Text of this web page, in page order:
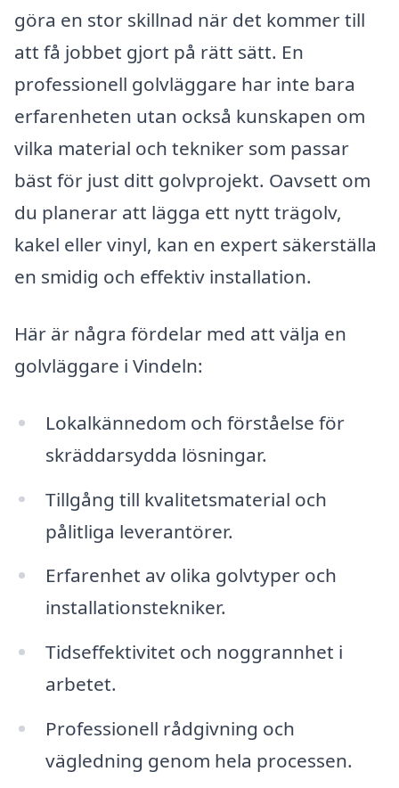
göra en stor skillnad när det kommer till
att få jobbet gjort på rätt sätt. En
professionell golvläggare har inte bara
erfarenheten utan också kunskapen om
vilka material och tekniker som passar
bäst för just ditt golvprojekt. Oavsett om
du planerar att lägga ett nytt trägolv,
kakel eller vinyl, kan en expert säkerställa
en smidig och effektiv installation.
Här är några fördelar med att välja en
golvläggare i Vindeln:
Lokalkännedom och förståelse för
skräddarsydda lösningar.
Tillgång till kvalitetsmaterial och
pålitliga leverantörer.
Erfarenhet av olika golvtyper och
installationstekniker.
Tidseffektivitet och noggrannhet i
arbetet.
Professionell rådgivning och
vägledning genom hela processen.